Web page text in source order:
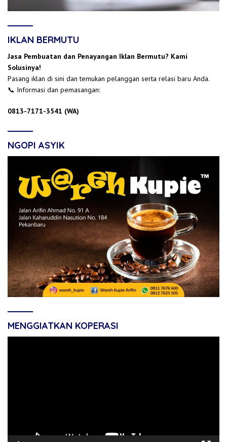
IKLAN BERMUTU
Jasa Pembuatan dan Penayangan Iklan Bermutu? Kami
Solusinya!
Pasang iklan di sini dan temukan pelanggan serta relasi baru Anda.
📞 Informasi dan pemasangan:
0813-7171-3541 (WA)
NGOPI ASYIK
MENGGIATKAN KOPERASI